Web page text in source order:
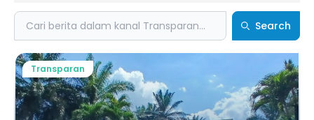
Search Search
Transparan